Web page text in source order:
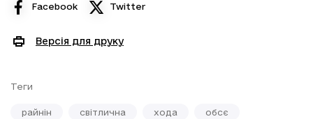
Facebook Twitter
Версія для друку
Теги
райнін світлична хода обсє